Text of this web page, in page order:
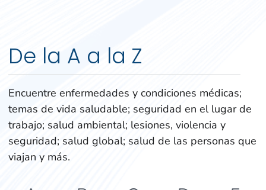
De la A a la Z
Encuentre enfermedades y condiciones médicas;
temas de vida saludable; seguridad en el lugar de
trabajo; salud ambiental; lesiones, violencia y
seguridad; salud global; salud de las personas que
viajan y más.